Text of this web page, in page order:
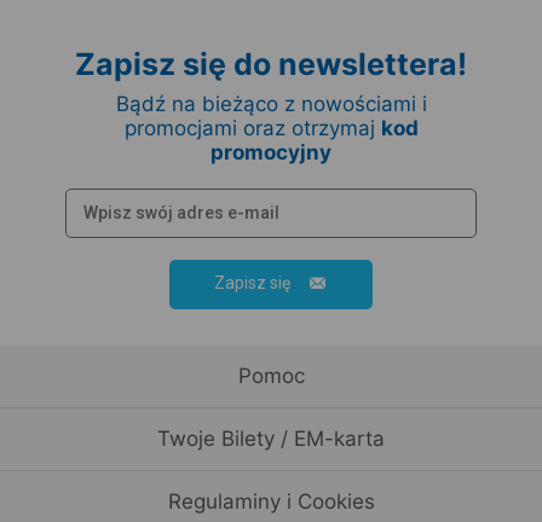
Zapisz się do newslettera!
Bądź na bieżąco z nowościami i
promocjami oraz otrzymaj kod
promocyjny
Zapisz się
Pomoc
Twoje Bilety / EM-karta
Regulaminy i Cookies